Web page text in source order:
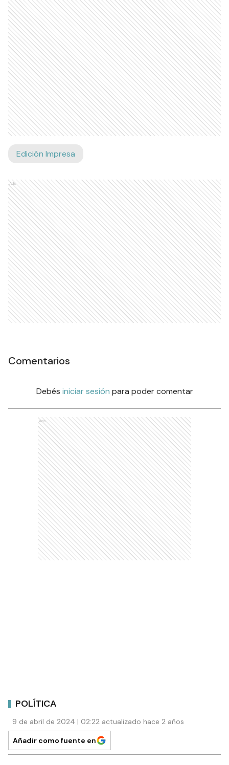
Edición Impresa
Ads
Comentarios
Debés iniciar sesión para poder comentar
Ads
POLÍTICA
9 de abril de 2024 | 02:22 actualizado hace 2 años
Añadir como fuente en